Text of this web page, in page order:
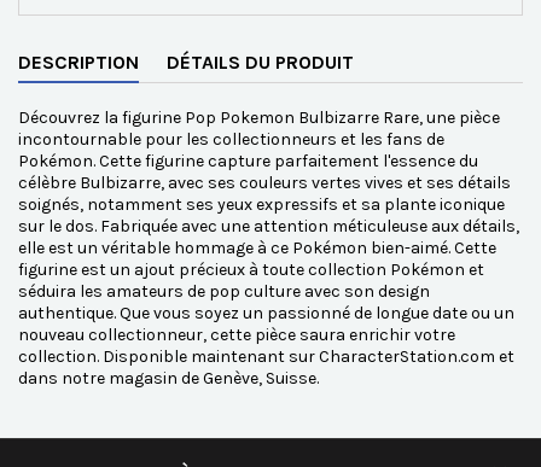
DESCRIPTION DÉTAILS DU PRODUIT
Découvrez la figurine Pop Pokemon Bulbizarre Rare, une pièce
incontournable pour les collectionneurs et les fans de
Pokémon. Cette figurine capture parfaitement l'essence du
célèbre Bulbizarre, avec ses couleurs vertes vives et ses détails
soignés, notamment ses yeux expressifs et sa plante iconique
sur le dos. Fabriquée avec une attention méticuleuse aux détails,
elle est un véritable hommage à ce Pokémon bien-aimé. Cette
figurine est un ajout précieux à toute collection Pokémon et
séduira les amateurs de pop culture avec son design
authentique. Que vous soyez un passionné de longue date ou un
nouveau collectionneur, cette pièce saura enrichir votre
collection. Disponible maintenant sur CharacterStation.com et
dans notre magasin de Genève, Suisse.